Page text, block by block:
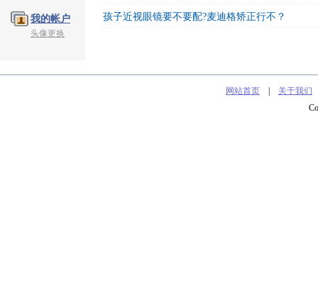
我的帐户
头像更换
孩子近视眼镜要不要配?麦迪格矫正行不？
网站首页 关于我们